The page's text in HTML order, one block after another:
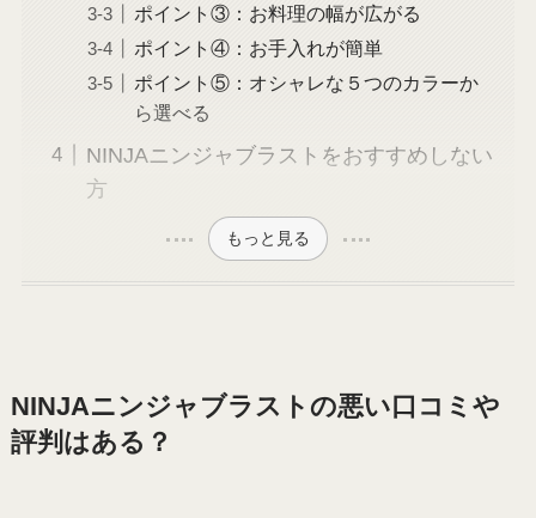
ポイント③：お料理の幅が広がる
ポイント④：お手入れが簡単
ポイント⑤：オシャレな５つのカラーか
ら選べる
NINJAニンジャブラストをおすすめしない
方
もっと見る
NINJAニンジャブラストの悪い口コミや
評判はある？